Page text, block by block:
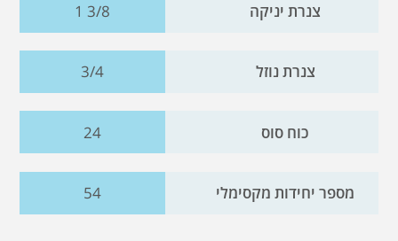
צנרת יניקה 1 3/8
צנרת נוזל 3/4
כוח סוס 24
מספר יחידות מקסימלי 54